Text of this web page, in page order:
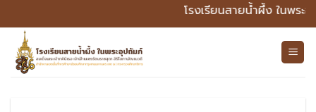
ไป
เนื้อหา
โรงเรียนสายน้ำผึ้ง ในพร